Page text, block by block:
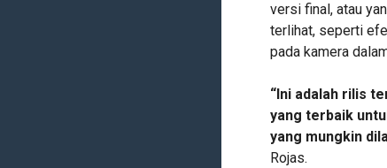
versi final, atau
terlihat, seperti
pada kamera
“Ini adalah rilis
yang terbaik
yang mungkin
Rojas.